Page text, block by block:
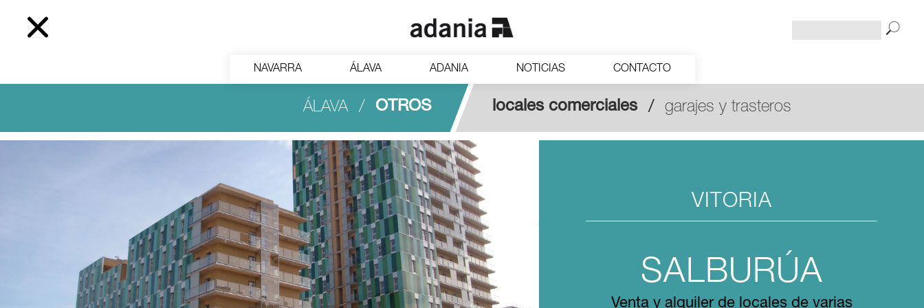
NAVARRA ÁLAVA ADANIA NOTICIAS CONTACTO
ÁLAVA OTROS locales comerciales garajes y trasteros
VITORIA
SALBURÚA
Venta y alquiler de locales de varias